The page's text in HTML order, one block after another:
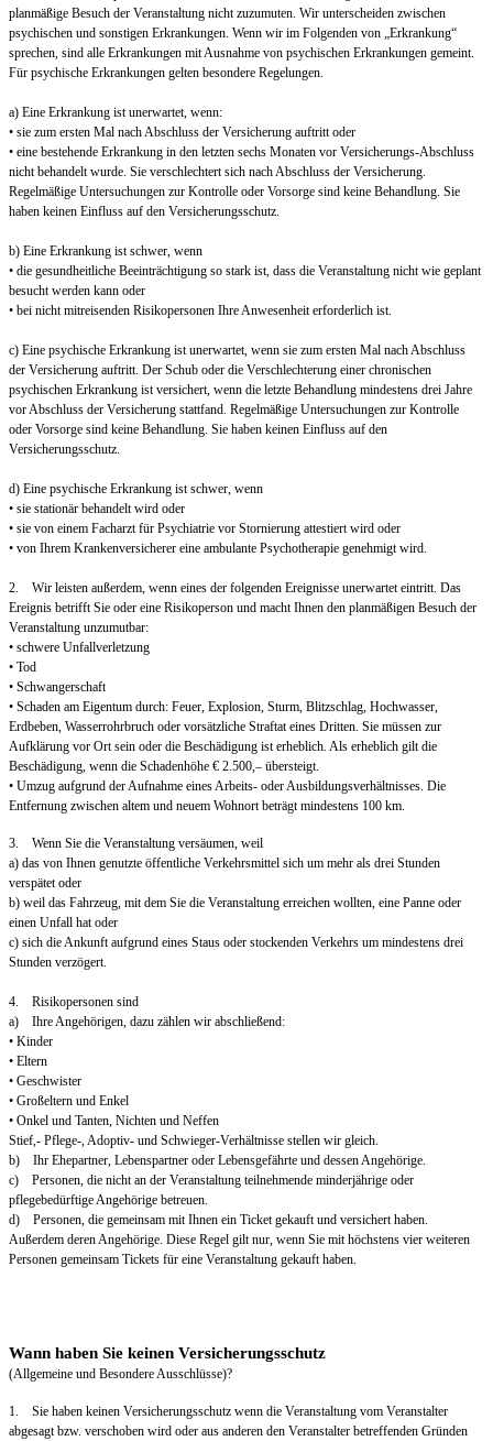
planmäßige Besuch der Veranstaltung nicht zuzumuten. Wir unterscheiden zwischen
psychischen und sonstigen Erkrankungen. Wenn wir im Folgenden von „Erkrankung“
sprechen, sind alle Erkrankungen mit Ausnahme von psychischen Erkrankungen gemeint.
Für psychische Erkrankungen gelten besondere Regelungen.
a) Eine Erkrankung ist unerwartet, wenn:
• sie zum ersten Mal nach Abschluss der Versicherung auftritt oder
• eine bestehende Erkrankung in den letzten sechs Monaten vor Versicherungs-Abschluss
nicht behandelt wurde. Sie verschlechtert sich nach Abschluss der Versicherung.
Regelmäßige Untersuchungen zur Kontrolle oder Vorsorge sind keine Behandlung. Sie
haben keinen Einfluss auf den Versicherungsschutz.
b) Eine Erkrankung ist schwer, wenn
• die gesundheitliche Beeinträchtigung so stark ist, dass die Veranstaltung nicht wie geplant
besucht werden kann oder
• bei nicht mitreisenden Risikopersonen Ihre Anwesenheit erforderlich ist.
c) Eine psychische Erkrankung ist unerwartet, wenn sie zum ersten Mal nach Abschluss
der Versicherung auftritt. Der Schub oder die Verschlechterung einer chronischen
psychischen Erkrankung ist versichert, wenn die letzte Behandlung mindestens drei Jahre
vor Abschluss der Versicherung stattfand. Regelmäßige Untersuchungen zur Kontrolle
oder Vorsorge sind keine Behandlung. Sie haben keinen Einfluss auf den
Versicherungsschutz.
d) Eine psychische Erkrankung ist schwer, wenn
• sie stationär behandelt wird oder
• sie von einem Facharzt für Psychiatrie vor Stornierung attestiert wird oder
• von Ihrem Krankenversicherer eine ambulante Psychotherapie genehmigt wird.
2. Wir leisten außerdem, wenn eines der folgenden Ereignisse unerwartet eintritt. Das
Ereignis betrifft Sie oder eine Risikoperson und macht Ihnen den planmäßigen Besuch der
Veranstaltung unzumutbar:
• schwere Unfallverletzung
• Tod
• Schwangerschaft
• Schaden am Eigentum durch: Feuer, Explosion, Sturm, Blitzschlag, Hochwasser,
Erdbeben, Wasserrohrbruch oder vorsätzliche Straftat eines Dritten. Sie müssen zur
Aufklärung vor Ort sein oder die Beschädigung ist erheblich. Als erheblich gilt die
Beschädigung, wenn die Schadenhöhe € 2.500,– übersteigt.
• Umzug aufgrund der Aufnahme eines Arbeits- oder Ausbildungsverhältnisses. Die
Entfernung zwischen altem und neuem Wohnort beträgt mindestens 100 km.
3. Wenn Sie die Veranstaltung versäumen, weil
a) das von Ihnen genutzte öffentliche Verkehrsmittel sich um mehr als drei Stunden
verspätet oder
b) weil das Fahrzeug, mit dem Sie die Veranstaltung erreichen wollten, eine Panne oder
einen Unfall hat oder
c) sich die Ankunft aufgrund eines Staus oder stockenden Verkehrs um mindestens drei
Stunden verzögert.
4. Risikopersonen sind
a) Ihre Angehörigen, dazu zählen wir abschließend:
• Kinder
• Eltern
• Geschwister
• Großeltern und Enkel
• Onkel und Tanten, Nichten und Neffen
Stief,- Pflege-, Adoptiv- und Schwieger-Verhältnisse stellen wir gleich.
b) Ihr Ehepartner, Lebenspartner oder Lebensgefährte und dessen Angehörige.
c) Personen, die nicht an der Veranstaltung teilnehmende minderjährige oder
pflegebedürftige Angehörige betreuen.
d) Personen, die gemeinsam mit Ihnen ein Ticket gekauft und versichert haben.
Außerdem deren Angehörige. Diese Regel gilt nur, wenn Sie mit höchstens vier weiteren
Personen gemeinsam Tickets für eine Veranstaltung gekauft haben.
Wann haben Sie keinen Versicherungsschutz
(Allgemeine und Besondere Ausschlüsse)?
1. Sie haben keinen Versicherungsschutz wenn die Veranstaltung vom Veranstalter
abgesagt bzw. verschoben wird oder aus anderen den Veranstalter betreffenden Gründen